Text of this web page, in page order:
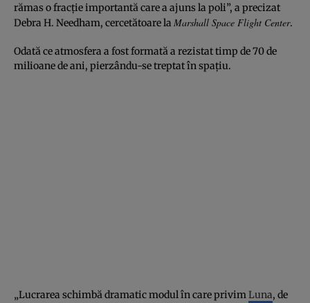
rămas o fracţie importantă care a ajuns la poli”, a precizat
Debra H. Needham, cercetătoare la Marshall Space Flight Center.
Odată ce atmosfera a fost formată a rezistat timp de 70 de
milioane de ani, pierzându-se treptat în spaţiu.
„Lucrarea schimbă dramatic modul în care privimLuna, de